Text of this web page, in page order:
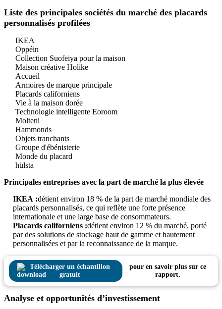
Liste des principales sociétés du marché des placards
personnalisés profilées
IKEA
Oppéin
Collection Suofeiya pour la maison
Maison créative Holike
Accueil
Armoires de marque principale
Placards californiens
Vie à la maison dorée
Technologie intelligente Eoroom
Molteni
Hammonds
Objets tranchants
Groupe d'ébénisterie
Monde du placard
hülsta
Principales entreprises avec la part de marché la plus élevée
IKEA :détient environ 18 % de la part de marché mondiale des
placards personnalisés, ce qui reflète une forte présence
internationale et une large base de consommateurs.
Placards californiens :détient environ 12 % du marché, porté
par des solutions de stockage haut de gamme et hautement
personnalisées et par la reconnaissance de la marque.
Télécharger un échantillon
gratuit
pour en savoir plus sur ce
rapport.
Analyse et opportunités d’investissement